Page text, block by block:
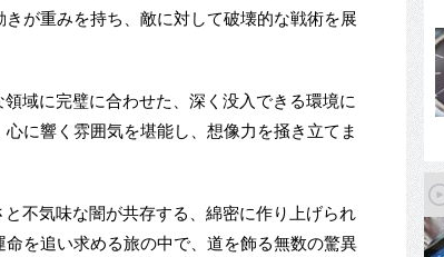
が重みを持ち、敵に対して破壊的な戦術を展
域に完璧に合わせた、深く没入できる環境に
に響く雰囲気を堪能し、想像力を掻き立てま
不気味な闇が共存する、綿密に作り上げられ
を追い求める旅の中で、道を飾る無数の驚異